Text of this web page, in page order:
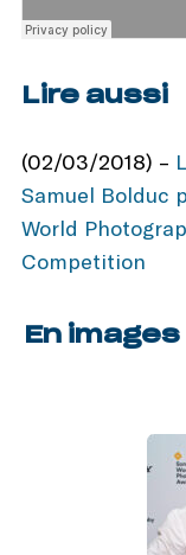
Lire aussi
(02/03/2018) –
Samuel Bolduc
World
Competition
En images